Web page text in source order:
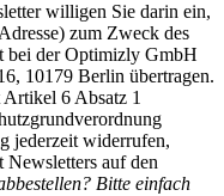
willigen Sie darin ein,
zum Zweck des
bei der Optimizly GmbH
10179 Berlin übertragen.
6 Absatz 1
jederzeit widerrufen,
Newsletters auf den
Bitte einfach